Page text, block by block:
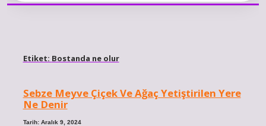
Etiket: Bostanda ne olur
Sebze Meyve Çiçek Ve Ağaç Yetiştirilen Yere
Ne Denir
Tarih: Aralık 9, 2024